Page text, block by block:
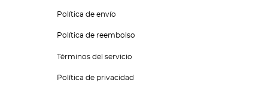
Política de envío
Política de reembolso
Términos del servicio
Política de privacidad